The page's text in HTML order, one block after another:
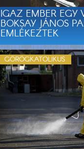
IGAZ EMBER EGY
BOKSAY JÁNOS
EMLÉKEZTEK
GÖRÖGKATOLIKUS